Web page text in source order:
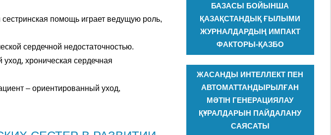
помощь играет ведущую роль,
сердечной недостаточностью.
хроническая сердечная
– ориентированный уход,
БАЗАСЫ БОЙЫНША
ҚАЗАҚСТАНДЫҚ ҒЫЛЫМИ
ЖУРНАЛДАРДЫҢ ИМПАКТ
ФАКТОРЫ-ҚАЗБО
ЖАСАНДЫ ИНТЕЛЛЕКТ ПЕН
АВТОМАТТАНДЫРЫЛҒАН
МӘТІН ГЕНЕРАЦИЯЛАУ
ҚҰРАЛДАРЫН ПАЙДАЛАНУ
САЯСАТЫ